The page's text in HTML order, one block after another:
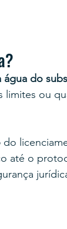
água do
ou
do
até o